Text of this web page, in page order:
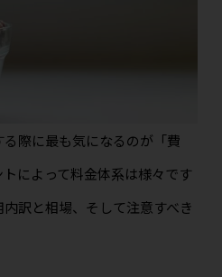
際に最も気になるのが「費
によって料金体系は様々です
訳と相場、そして注意すべき